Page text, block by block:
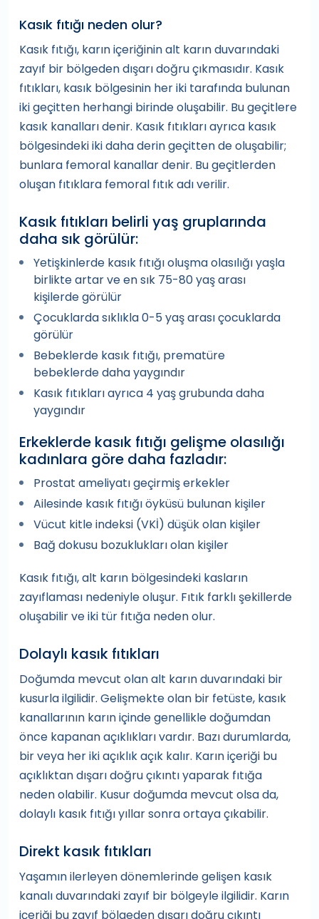
Kasık fıtığı neden olur?
Kasık fıtığı, karın içeriğinin alt karın duvarındaki
zayıf bir bölgeden dışarı doğru çıkmasıdır. Kasık
fıtıkları, kasık bölgesinin her iki tarafında bulunan
iki geçitten herhangi birinde oluşabilir. Bu geçitlere
kasık kanalları denir. Kasık fıtıkları ayrıca kasık
bölgesindeki iki daha derin geçitten de oluşabilir;
bunlara femoral kanallar denir. Bu geçitlerden
oluşan fıtıklara femoral fıtık adı verilir.
Kasık fıtıkları belirli yaş gruplarında
daha sık görülür:
Yetişkinlerde kasık fıtığı oluşma olasılığı yaşla
birlikte artar ve en sık 75-80 yaş arası
kişilerde görülür
Çocuklarda sıklıkla 0-5 yaş arası çocuklarda
görülür
Bebeklerde kasık fıtığı, prematüre
bebeklerde daha yaygındır
Kasık fıtıkları ayrıca 4 yaş grubunda daha
yaygındır
Erkeklerde kasık fıtığı gelişme olasılığı
kadınlara göre daha fazladır:
Prostat ameliyatı geçirmiş erkekler
Ailesinde kasık fıtığı öyküsü bulunan kişiler
Vücut kitle indeksi (VKİ) düşük olan kişiler
Bağ dokusu bozuklukları olan kişiler
Kasık fıtığı, alt karın bölgesindeki kasların
zayıflaması nedeniyle oluşur. Fıtık farklı şekillerde
oluşabilir ve iki tür fıtığa neden olur.
Dolaylı kasık fıtıkları
Doğumda mevcut olan alt karın duvarındaki bir
kusurla ilgilidir. Gelişmekte olan bir fetüste, kasık
kanallarının karın içinde genellikle doğumdan
önce kapanan açıklıkları vardır. Bazı durumlarda,
bir veya her iki açıklık açık kalır. Karın içeriği bu
açıklıktan dışarı doğru çıkıntı yaparak fıtığa
neden olabilir. Kusur doğumda mevcut olsa da,
dolaylı kasık fıtığı yıllar sonra ortaya çıkabilir.
Direkt kasık fıtıkları
Yaşamın ilerleyen dönemlerinde gelişen kasık
kanalı duvarındaki zayıf bir bölgeyle ilgilidir. Karın
içeriği bu zayıf bölgeden dışarı doğru çıkıntı